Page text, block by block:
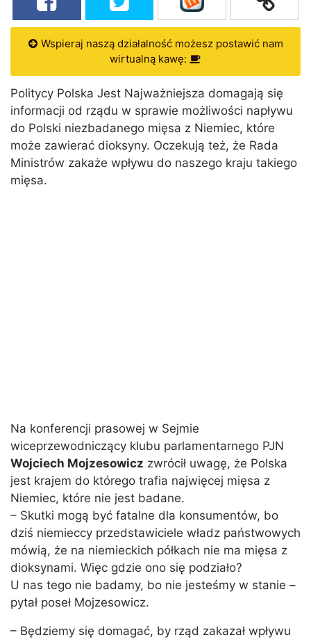
Wspieraj naszą działalność możesz postawić nam
wirtualną kawę:
Politycy Polska Jest Najważniejsza domagają się
informacji od rządu w sprawie możliwości napływu
do Polski niezbadanego mięsa z Niemiec, które
może zawierać dioksyny. Oczekują też, że Rada
Ministrów zakaże wpływu do naszego kraju takiego
mięsa.
Na konferencji prasowej w Sejmie
wiceprzewodniczący klubu parlamentarnego PJN
Wojciech Mojzesowicz zwrócił uwagę, że Polska
jest krajem do którego trafia najwięcej mięsa z
Niemiec, które nie jest badane.
– Skutki mogą być fatalne dla konsumentów, bo
dziś niemieccy przedstawiciele władz państwowych
mówią, że na niemieckich półkach nie ma mięsa z
dioksynami. Więc gdzie ono się podziało?
U nas tego nie badamy, bo nie jesteśmy w stanie –
pytał poseł Mojzesowicz.
– Będziemy się domagać, by rząd zakazał wpływu